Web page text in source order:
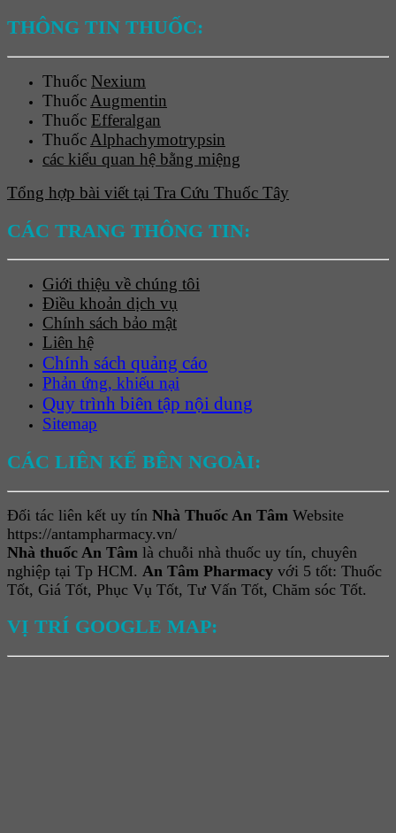
THÔNG TIN THUỐC:
Thuốc Nexium
Thuốc Augmentin
Thuốc Efferalgan
Thuốc Alphachymotrypsin
các kiểu quan hệ bằng miệng
Tổng hợp bài viết tại Tra Cứu Thuốc Tây
CÁC TRANG THÔNG TIN:
Giới thiệu về chúng tôi
Điều khoản dịch vụ
Chính sách bảo mật
Liên hệ
Chính sách quảng cáo
Phản ứng, khiếu nại
Quy trình biên tập nội dung
Sitemap
CÁC LIÊN KẾ BÊN NGOÀI:
Đối tác liên kết uy tín Nhà Thuốc An Tâm Website
https://antampharmacy.vn/
Nhà thuốc An Tâm là chuỗi nhà thuốc uy tín, chuyên
nghiệp tại Tp HCM. An Tâm Pharmacy với 5 tốt: Thuốc
Tốt, Giá Tốt, Phục Vụ Tốt, Tư Vấn Tốt, Chăm sóc Tốt.
VỊ TRÍ GOOGLE MAP: